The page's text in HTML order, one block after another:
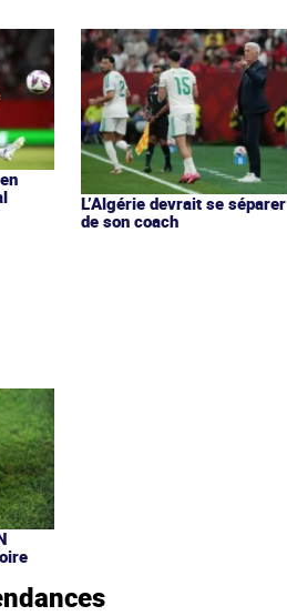
L’Algérie devrait se séparer
de son coach